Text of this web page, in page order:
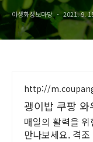
야생화정보마당 2021. 9.
http://
괭이밥 쿠팡
매일의 활력을
만나보세요. 격